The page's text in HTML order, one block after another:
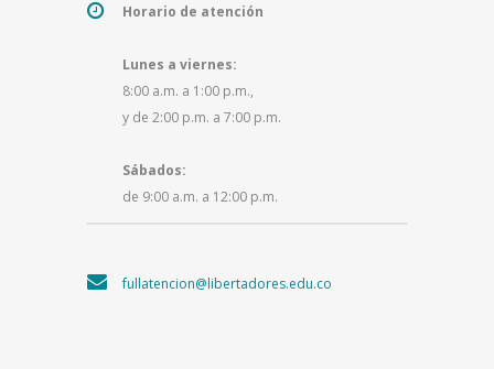
Horario de atención
Lunes a viernes:
8:00 a.m. a 1:00 p.m.,
y de 2:00 p.m. a 7:00 p.m.
Sábados:
de 9:00 a.m. a 12:00 p.m.
fullatencion@libertadores.edu.co